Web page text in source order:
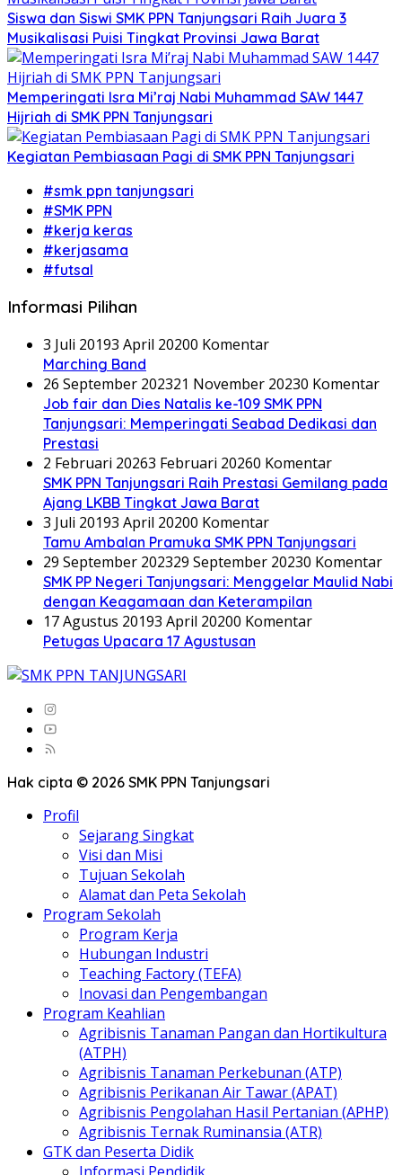
Siswa dan Siswi SMK PPN Tanjungsari Raih Juara 3
Musikalisasi Puisi Tingkat Provinsi Jawa Barat
Memperingati Isra Mi’raj Nabi Muhammad SAW 1447
Hijriah di SMK PPN Tanjungsari
Kegiatan Pembiasaan Pagi di SMK PPN Tanjungsari
#smk ppn tanjungsari
#SMK PPN
#kerja keras
#kerjasama
#futsal
Informasi Pilihan
3 Juli 20193 April 20200 Komentar
Marching Band
26 September 202321 November 20230 Komentar
Job fair dan Dies Natalis ke-109 SMK PPN
Tanjungsari: Memperingati Seabad Dedikasi dan
Prestasi
2 Februari 20263 Februari 20260 Komentar
SMK PPN Tanjungsari Raih Prestasi Gemilang pada
Ajang LKBB Tingkat Jawa Barat
3 Juli 20193 April 20200 Komentar
Tamu Ambalan Pramuka SMK PPN Tanjungsari
29 September 202329 September 20230 Komentar
SMK PP Negeri Tanjungsari: Menggelar Maulid Nabi
dengan Keagamaan dan Keterampilan
17 Agustus 20193 April 20200 Komentar
Petugas Upacara 17 Agustusan
Hak cipta © 2026 SMK PPN Tanjungsari
Profil
Sejarang Singkat
Visi dan Misi
Tujuan Sekolah
Alamat dan Peta Sekolah
Program Sekolah
Program Kerja
Hubungan Industri
Teaching Factory (TEFA)
Inovasi dan Pengembangan
Program Keahlian
Agribisnis Tanaman Pangan dan Hortikultura
(ATPH)
Agribisnis Tanaman Perkebunan (ATP)
Agribisnis Perikanan Air Tawar (APAT)
Agribisnis Pengolahan Hasil Pertanian (APHP)
Agribisnis Ternak Ruminansia (ATR)
GTK dan Peserta Didik